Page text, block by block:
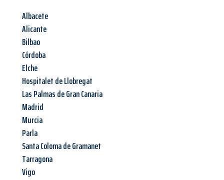
Albacete
Alicante
Bilbao
Córdoba
Elche
Hospitalet de Llobregat
Las Palmas de Gran Canaria
Madrid
Murcia
Parla
Santa Coloma de Gramanet
Tarragona
Vigo